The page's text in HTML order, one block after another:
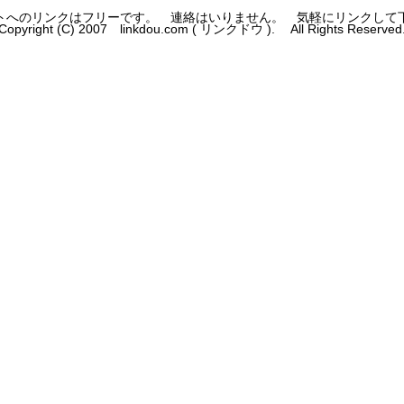
へのリンクはフリーです。 連絡はいりません。 気軽にリンクして
(C) 2007 linkdou.com ( リンクドウ ). All Rights Reserved.